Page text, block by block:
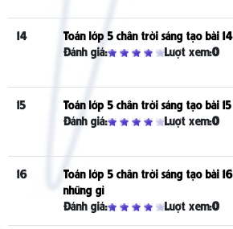
14
Toán lớp 5 chân trời sáng tạo bài
Đánh giá:
Lượt xem:0
15
Toán lớp 5 chân trời sáng tạo bài
Đánh giá:
Lượt xem:0
16
Toán lớp 5 chân trời sáng tạo bài
những gì
Đánh giá:
Lượt xem:0